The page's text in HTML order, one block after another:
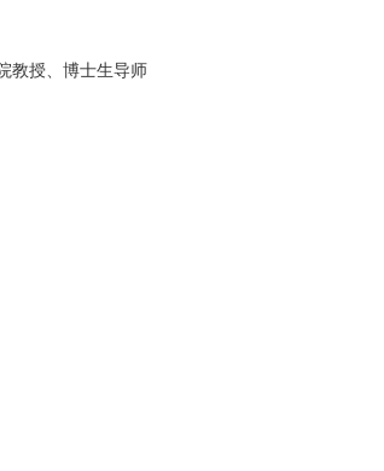
教授、博士生导师